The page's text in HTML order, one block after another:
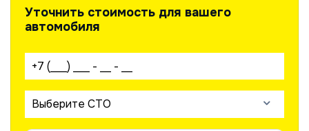
Уточнить стоимость для вашего
автомобиля
Ваш телефон:
Выберите СТО